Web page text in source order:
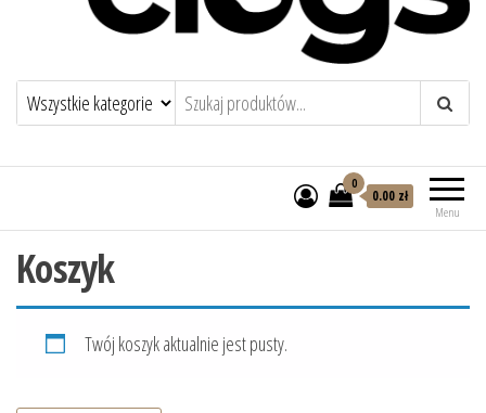
mkclogs – sklep obuwniczysklep obuwniczy – drewniaki, buty
medyczne, pantofle, klapki
Menu
0
0.00 zł
Koszyk
Twój koszyk aktualnie jest pusty.